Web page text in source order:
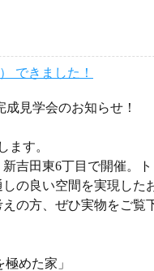
できました！
見学会のお知らせ！
ます。
新吉田東6丁目で開催。
の良い空間を実現した
の方、ぜひ実物をご覧
めた家」